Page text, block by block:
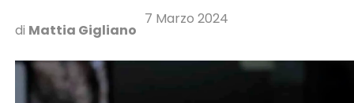
di Mattia Gigliano
7 Marzo 2024